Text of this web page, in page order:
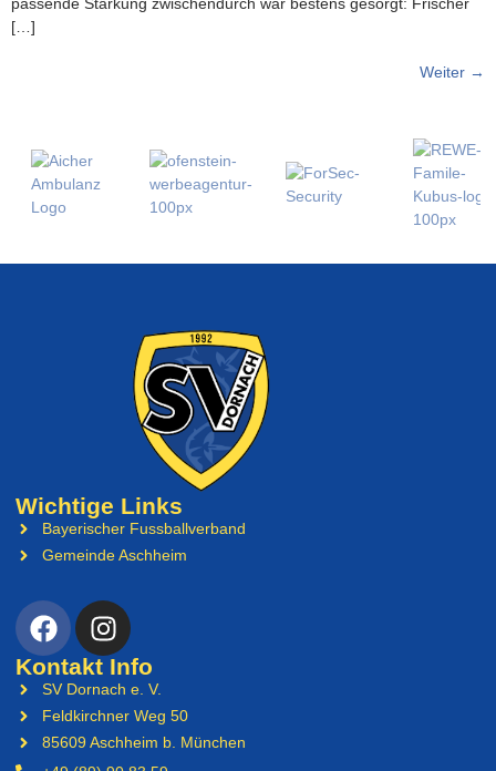
[…]
Weiter →
Wichtige Links
Bayerischer Fussballverband
Gemeinde Aschheim
Kontakt Info
SV Dornach e. V.
Feldkirchner Weg 50
85609 Aschheim b. München